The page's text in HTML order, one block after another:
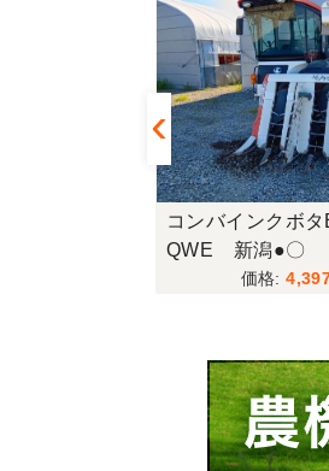
コンバインクボ
QWE 新潟●〇